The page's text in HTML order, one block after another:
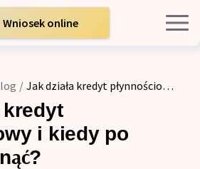
Wniosek online
firm
/ Jak działa kredyt płynnościowy
kredyt
i kiedy po